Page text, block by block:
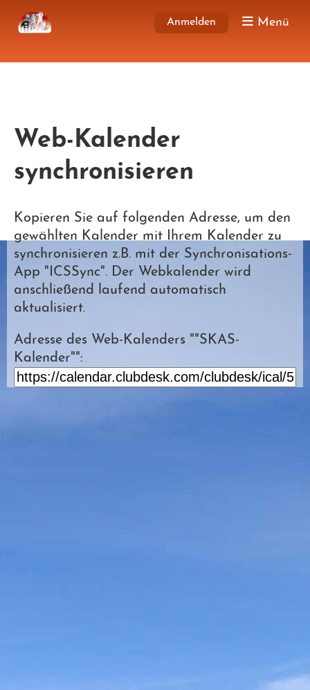
Anmelden Menü
Web-Kalender
synchronisieren
Kopieren Sie auf folgenden Adresse, um den
gewählten Kalender mit Ihrem Kalender zu
synchronisieren z.B. mit der Synchronisations-
App "ICSSync". Der Webkalender wird
anschließend laufend automatisch
aktualisiert.
Adresse des Web-Kalenders ""SKAS-
Kalender"":